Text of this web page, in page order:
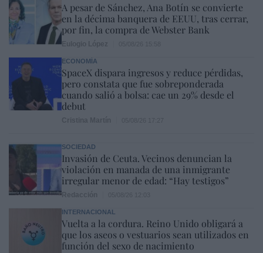
A pesar de Sánchez, Ana Botín se convierte
en la décima banquera de EEUU, tras cerrar,
por fin, la compra de Webster Bank
ECONOMÍA
SpaceX dispara ingresos y reduce pérdidas,
pero constata que fue sobreponderada
cuando salió a bolsa: cae un 29% desde el
debut
SOCIEDAD
Invasión de Ceuta. Vecinos denuncian la
violación en manada de una inmigrante
irregular menor de edad: “Hay testigos”
INTERNACIONAL
Vuelta a la cordura. Reino Unido obligará a
que los aseos o vestuarios sean utilizados en
función del sexo de nacimiento